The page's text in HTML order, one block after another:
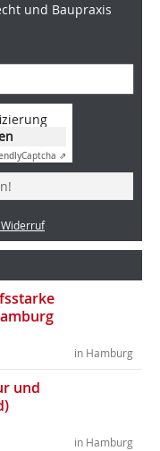
und Baupraxis
Captcha ⇗
in Hamburg
und
in Hamburg